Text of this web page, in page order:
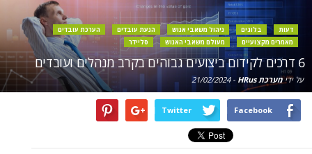
דעות בלוגים ניהול משאבי אנוש הנעת עובדים
הערכת עובדים
מאמרים מקצועיים
מעולם משאבי האנוש סליידר
6 דרכים לקידום ביצועים גבוהים בקרב מנהלים ועובדים
על ידימערכת HRus -
21/02/2024
Facebook
Twitter